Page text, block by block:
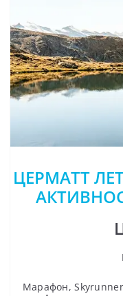
ЦЕРМАТТ
Марафон,